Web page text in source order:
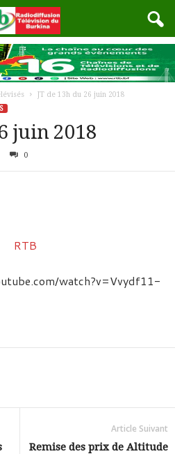
JT de 13h du 26 juin 2018
juin 2018
0
watch?v=Vvydf11-
Article Suivant
Remise des prix de Altitude